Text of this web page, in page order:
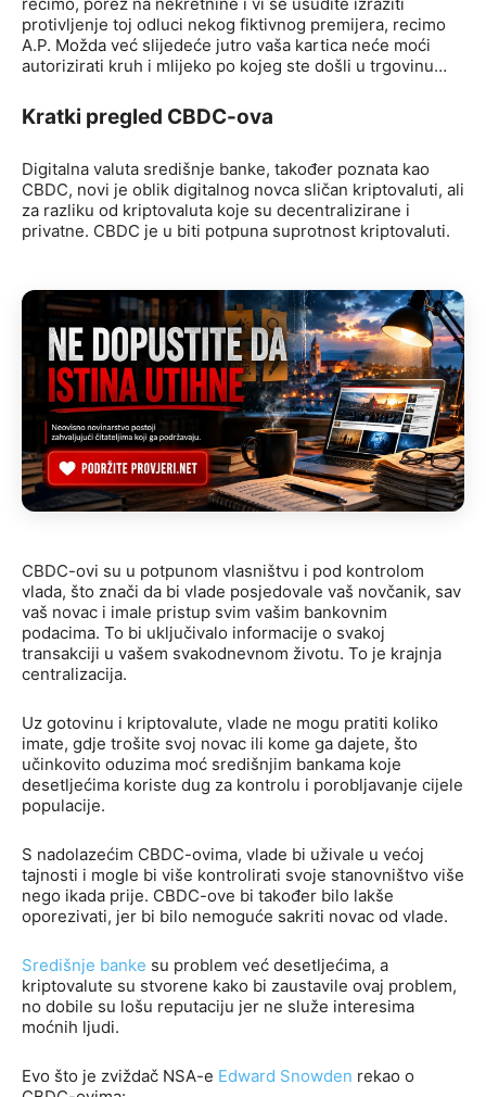
recimo, porez na nekretnine i vi se usudite izraziti
protivljenje toj odluci nekog fiktivnog premijera, recimo
A.P. Možda već slijedeće jutro vaša kartica neće moći
autorizirati kruh i mlijeko po kojeg ste došli u trgovinu…
Kratki pregled CBDC-ova
Digitalna valuta središnje banke, također poznata kao
CBDC, novi je oblik digitalnog novca sličan kriptovaluti, ali
za razliku od kriptovaluta koje su decentralizirane i
privatne. CBDC je u biti potpuna suprotnost kriptovaluti.
CBDC-ovi su u potpunom vlasništvu i pod kontrolom
vlada, što znači da bi vlade posjedovale vaš novčanik, sav
vaš novac i imale pristup svim vašim bankovnim
podacima. To bi uključivalo informacije o svakoj
transakciji u vašem svakodnevnom životu. To je krajnja
centralizacija.
Uz gotovinu i kriptovalute, vlade ne mogu pratiti koliko
imate, gdje trošite svoj novac ili kome ga dajete, što
učinkovito oduzima moć središnjim bankama koje
desetljećima koriste dug za kontrolu i porobljavanje cijele
populacije.
S nadolazećim CBDC-ovima, vlade bi uživale u većoj
tajnosti i mogle bi više kontrolirati svoje stanovništvo više
nego ikada prije. CBDC-ove bi također bilo lakše
oporezivati, jer bi bilo nemoguće sakriti novac od vlade.
Središnje banke su problem već desetljećima, a
kriptovalute su stvorene kako bi zaustavile ovaj problem,
no dobile su lošu reputaciju jer ne služe interesima
moćnih ljudi.
Evo što je zviždač NSA-e Edward Snowden rekao o